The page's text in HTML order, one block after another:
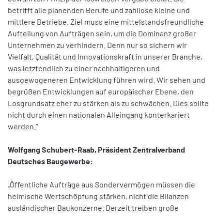
betrifft alle planenden Berufe und zahllose kleine und
mittlere Betriebe. Ziel muss eine mittelstandsfreundliche
Aufteilung von Aufträgen sein, um die Dominanz großer
Unternehmen zu verhindern. Denn nur so sichern wir
Vielfalt, Qualität und Innovationskraft in unserer Branche,
was letztendlich zu einer nachhaltigeren und
ausgewogeneren Entwicklung führen wird. Wir sehen und
begrüßen Entwicklungen auf europäischer Ebene, den
Losgrundsatz eher zu stärken als zu schwächen. Dies sollte
nicht durch einen nationalen Alleingang konterkariert
werden.“
Wolfgang Schubert-Raab, Präsident Zentralverband
Deutsches Baugewerbe:
„Öffentliche Aufträge aus Sondervermögen müssen die
heimische Wertschöpfung stärken, nicht die Bilanzen
ausländischer Baukonzerne. Derzeit treiben große